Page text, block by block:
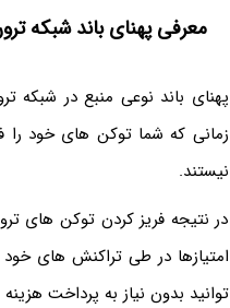
معرفی پهنای باند شبکه
زمانی که شما توکن های خود را
نیستند.
در نتیجه فریز کردن توکن های
توانید بدون نیاز به پرداخت